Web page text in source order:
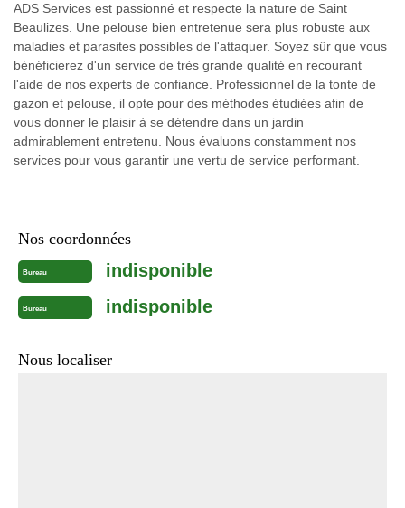
ADS Services est passionné et respecte la nature de Saint
Beaulizes. Une pelouse bien entretenue sera plus robuste aux
maladies et parasites possibles de l'attaquer. Soyez sûr que vous
bénéficierez d'un service de très grande qualité en recourant
l'aide de nos experts de confiance. Professionnel de la tonte de
gazon et pelouse, il opte pour des méthodes étudiées afin de
vous donner le plaisir à se détendre dans un jardin
admirablement entretenu. Nous évaluons constamment nos
services pour vous garantir une vertu de service performant.
Nos coordonnées
Bureau indisponible
Bureau indisponible
Nous localiser